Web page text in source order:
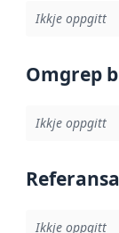
Ikkje oppgitt
Omgrep
Ikkje oppgitt
Ikkje oppgitt